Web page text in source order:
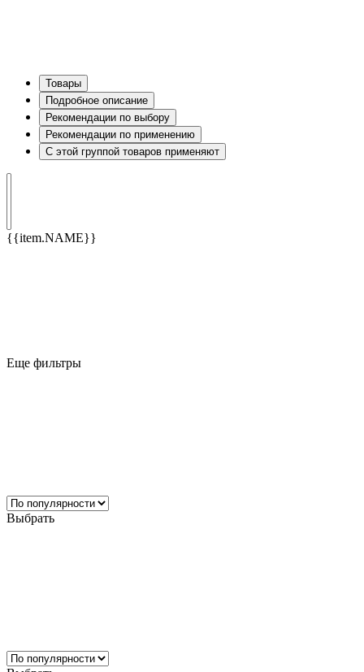
Товары
Подробное описание
Рекомендации по выбору
Рекомендации по применению
С этой группой товаров применяют
{{item.NAME}}
Еще фильтры
Выбрать